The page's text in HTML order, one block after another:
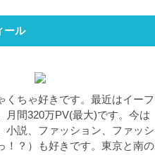
ール
くちゃ好きです。最近はイーフ
月間320万PV(最大)です。今は
小説、ファッション、ファッシ
！？）も好きです。東京と南の